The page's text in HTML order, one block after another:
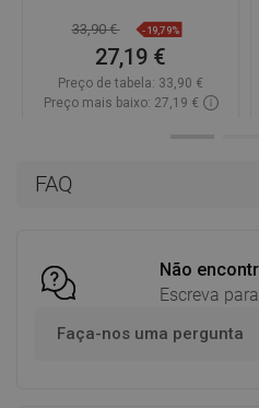
FAQ
Não
Escreva
Faça-nos uma pergunta
33,90 € -19,79%
27,19 €
Preço de tabela: 33,90 €
Preço mais baixo: 27,19 €